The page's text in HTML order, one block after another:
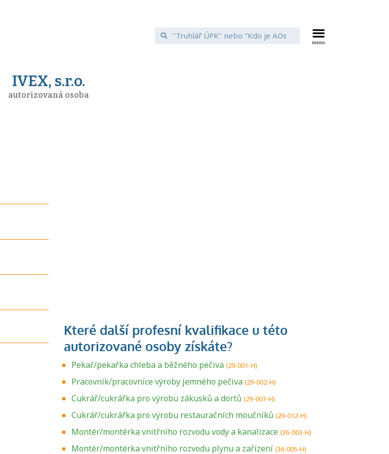
IVEX, s.r.o.
autorizovaná osoba
Pekař/pekařka chleba a běžného pečiva (29-001-H)
Pracovník/pracovnice výroby jemného pečiva (29-002-H)
Cukrář/cukrářka pro výrobu zákusků a dortů (29-007-H)
Cukrář/cukrářka pro výrobu restauračních moučníků (29-012-H)
Montér/montérka vnitřního rozvodu vody a kanalizace (36-003-H)
Montér/montérka vnitřního rozvodu plynu a zařízení (36-005-H)